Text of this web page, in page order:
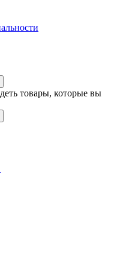
товары, которые вы